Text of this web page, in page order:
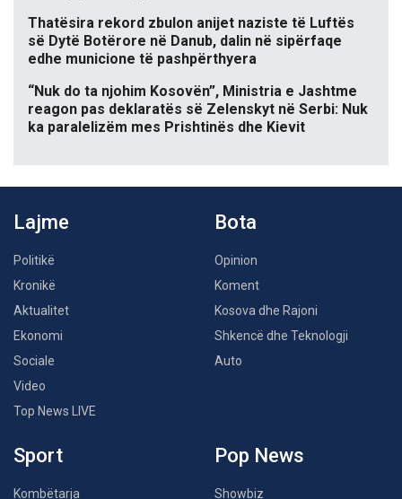
Thatësira rekord zbulon anijet naziste të Luftës
së Dytë Botërore në Danub, dalin në sipërfaqe
edhe municione të pashpërthyera
“Nuk do ta njohim Kosovën”, Ministria e Jashtme
reagon pas deklaratës së Zelenskyt në Serbi: Nuk
ka paralelizëm mes Prishtinës dhe Kievit
Lajme
Politikë
Kronikë
Aktualitet
Ekonomi
Sociale
Video
Top News LIVE
Bota
Opinion
Koment
Kosova dhe Rajoni
Shkencë dhe Teknologji
Auto
Sport
Kombëtarja
Pop News
Showbiz